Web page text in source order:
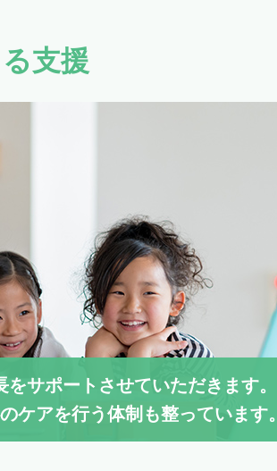
支援
サポートさせていただきます。
ケアを行う体制も整っています。